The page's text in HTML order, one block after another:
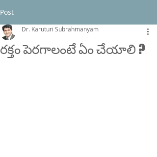
Post
రక్తం పెరగాలంటే ఏం చేయాలి ?
Dr. Karuturi Subrahmanyam